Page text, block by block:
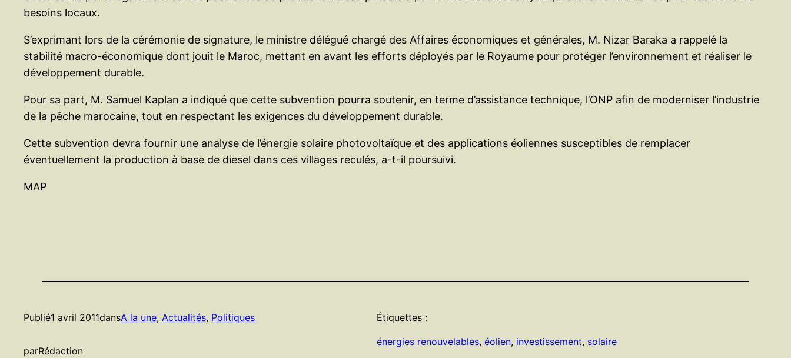
besoins locaux.
S’exprimant lors de la cérémonie de signature, le ministre délégué chargé des Affaires économiques et générales, M. Nizar Baraka a rappelé la
stabilité macro-économique dont jouit le Maroc, mettant en avant les efforts déployés par le Royaume pour protéger l’environnement et réaliser le
développement durable.
Pour sa part, M. Samuel Kaplan a indiqué que cette subvention pourra soutenir, en terme d’assistance technique, l’ONP afin de moderniser l’industrie
de la pêche marocaine, tout en respectant les exigences du développement durable.
Cette subvention devra fournir une analyse de l’énergie solaire photovoltaïque et des applications éoliennes susceptibles de remplacer
éventuellement la production à base de diesel dans ces villages reculés, a-t-il poursuivi.
MAP
Publié1 avril 2011dansA la une, Actualités, Politiques
parRédaction
Étiquettes :
énergies renouvelables, éolien, investissement, solaire